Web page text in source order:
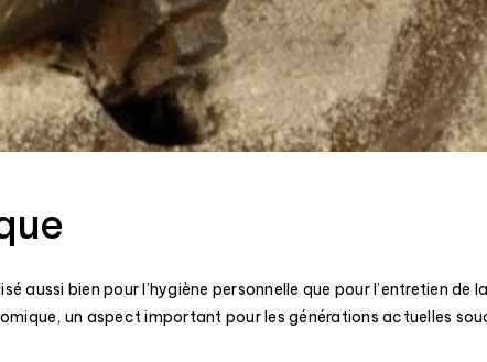
bien pour l’hygiène personnelle que pour l’entretien de
un aspect important pour les générations actuelles